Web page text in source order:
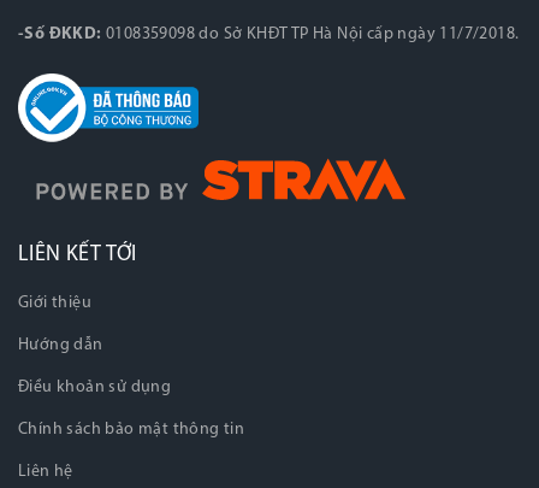
-Số ĐKKD: 0108359098 do Sở KHĐT TP Hà Nội cấp ngày 11/7/2018.
LIÊN KẾT TỚI
Giới thiệu
Hướng dẫn
Điều khoản sử dụng
Chính sách bảo mật thông tin
Liên hệ